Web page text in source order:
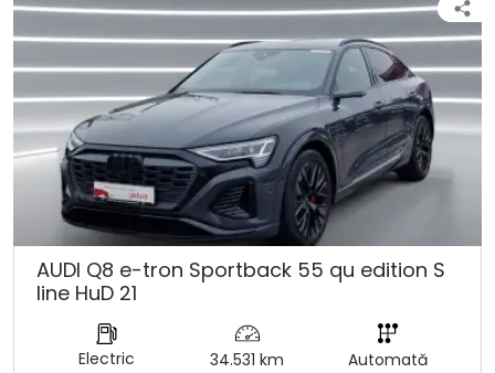
AUDI Q8 e-tron Sportback 55 qu edition S
line HuD 21
Electric 34.531 km Automată